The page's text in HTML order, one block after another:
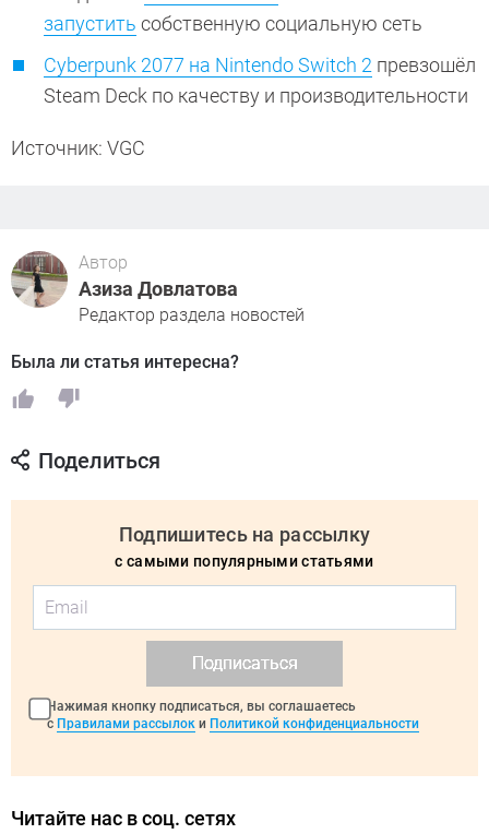
запустить собственную социальную сеть
Cyberpunk 2077 на Nintendo Switch 2 превзошёл
Steam Deck по качеству и производительности
Источник: VGC
Автор
Азиза Довлатова
Редактор раздела новостей
Была ли статья интересна?
Поделиться
Подпишитесь на рассылку
с самыми популярными статьями
Подписаться
Нажимая кнопку подписаться, вы соглашаетесь
с Правилами рассылок и Политикой конфиденциальности
Читайте нас в соц. сетях